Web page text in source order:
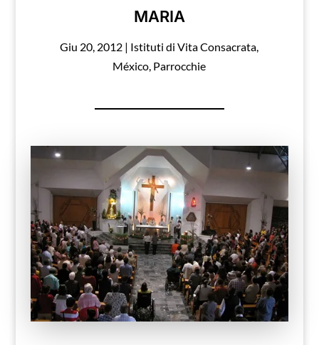
MARIA
Giu 20, 2012 | Istituti di Vita Consacrata,
México, Parrocchie